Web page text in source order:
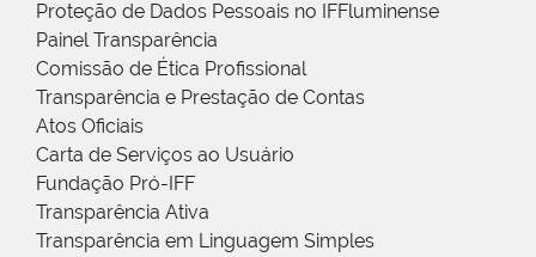
Proteção de Dados Pessoais no IFFluminense
Painel Transparência
Comissão de Ética Profissional
Transparência e Prestação de Contas
Atos Oficiais
Carta de Serviços ao Usuário
Fundação Pró-IFF
Transparência Ativa
Transparência em Linguagem Simples